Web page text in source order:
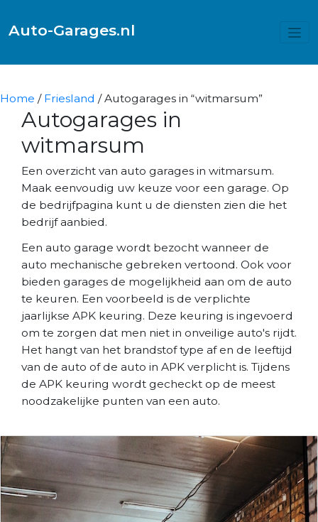
Auto-Garages.nl
Home / Friesland / Autogarages in “witmarsum”
Autogarages in
witmarsum
Een overzicht van auto garages in witmarsum.
Maak eenvoudig uw keuze voor een garage. Op
de bedrijfpagina kunt u de diensten zien die het
bedrijf aanbied.
Een auto garage wordt bezocht wanneer de
auto mechanische gebreken vertoond. Ook voor
bieden garages de mogelijkheid aan om de auto
te keuren. Een voorbeeld is de verplichte
jaarlijkse APK keuring. Deze keuring is ingevoerd
om te zorgen dat men niet in onveilige auto's rijdt.
Het hangt van het brandstof type af en de leeftijd
van de auto of de auto in APK verplicht is. Tijdens
de APK keuring wordt gecheckt op de meest
noodzakelijke punten van een auto.